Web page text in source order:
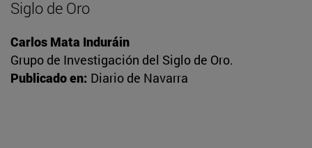
Siglo de Oro
Carlos Mata Induráin
Grupo de Investigación del Siglo de Oro.
Publicado en: Diario de Navarra